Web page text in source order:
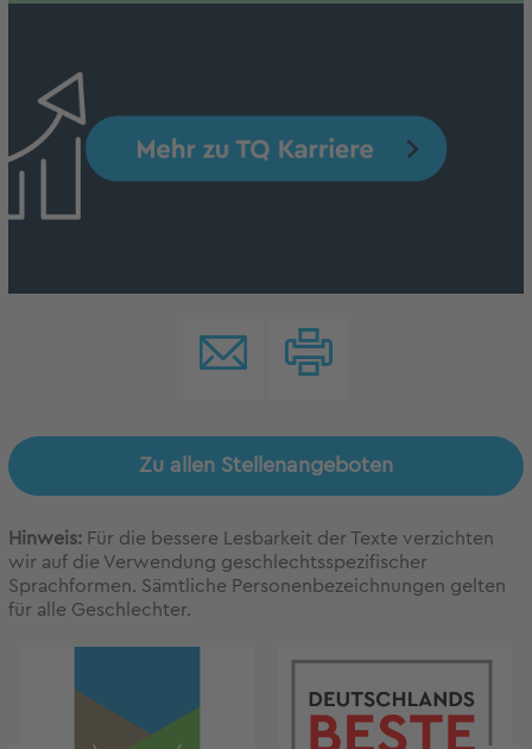
Zu allen Stellenangeboten
Hinweis: Für die bessere Lesbarkeit der Texte verzichten
wir auf die Verwendung geschlechtsspezifischer
Sprachformen. Sämtliche Personenbezeichnungen gelten
für alle Geschlechter.